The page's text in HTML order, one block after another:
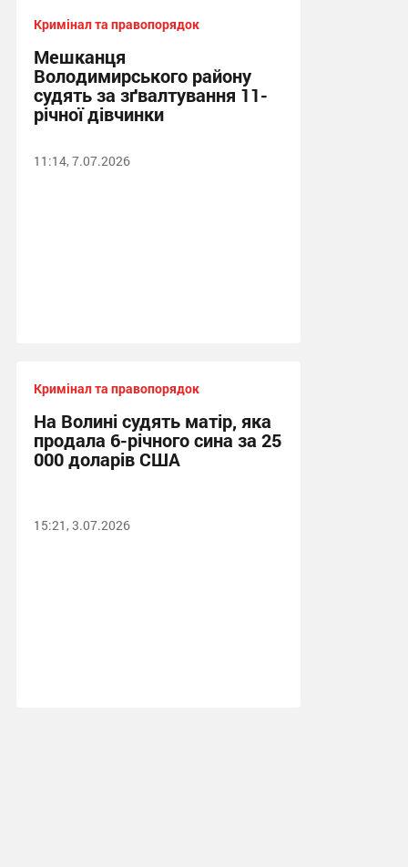
Кримінал та правопорядок
Мешканця
Володимирського району
судять за зґвалтування 11-
річної дівчинки
11:14, 7.07.2026
Кримінал та правопорядок
На Волині судять матір, яка
продала 6-річного сина за 25
000 доларів США
15:21, 3.07.2026